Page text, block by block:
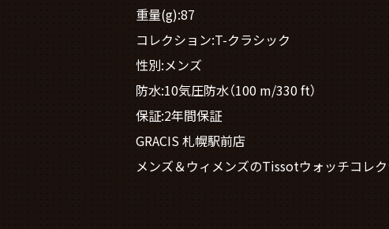
重量(g):87
コレクション:T-クラシック
性別:メンズ
防水:10気圧防水（100 m/330 ft）
保証:2年間保証
GRACIS 札幌駅前店
メンズ＆ウィメンズのTissotウォッチコレ